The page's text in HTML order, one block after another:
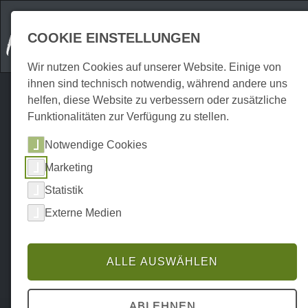
Home Erkunden Ausflugsziele P0024EA01910
COOKIE EINSTELLUNGEN
Wir nutzen Cookies auf unserer Website. Einige von
ihnen sind technisch notwendig, während andere uns
helfen, diese Website zu verbessern oder zusätzliche
Funktionalitäten zur Verfügung zu stellen.
Notwendige Cookies
Marketing
Statistik
Externe Medien
ALLE AUSWÄHLEN